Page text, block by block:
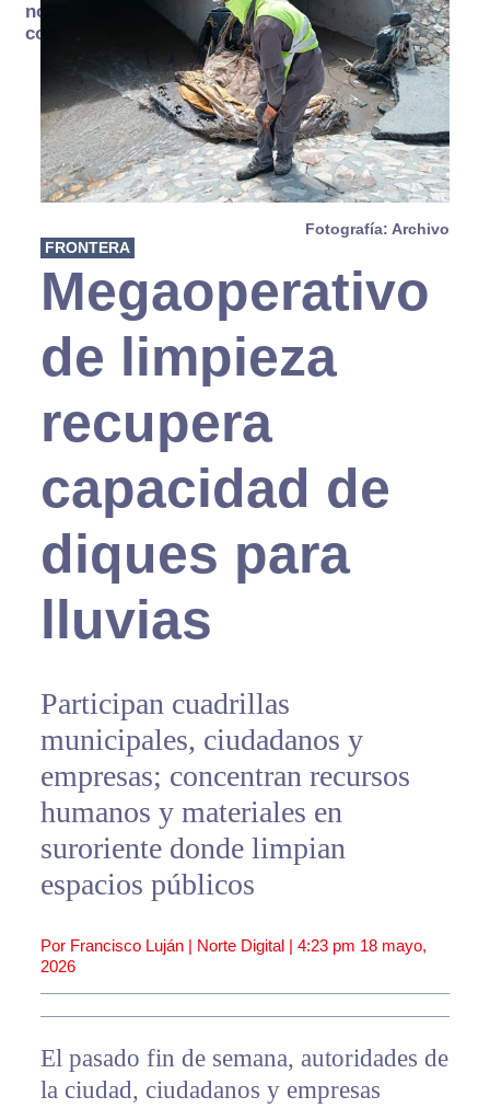
no se
consume
Fotografía: Archivo
FRONTERA
Megaoperativo
de limpieza
recupera
capacidad de
diques para
lluvias
Participan cuadrillas
municipales, ciudadanos y
empresas; concentran recursos
humanos y materiales en
suroriente donde limpian
espacios públicos
Por Francisco Luján | Norte Digital | 4:23 pm 18 mayo,
2026
El pasado fin de semana, autoridades de
la ciudad, ciudadanos y empresas